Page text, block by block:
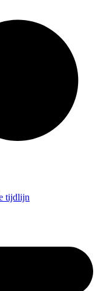
tijdlijn